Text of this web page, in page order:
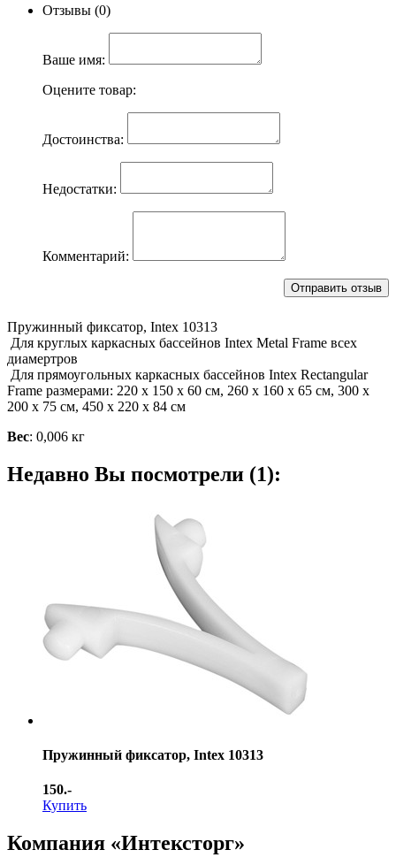
Отзывы (0)
Ваше имя:
Оцените товар:
Достоинства:
Недостатки:
Комментарий:
Пружинный фиксатор, Intex 10313
Для круглых каркасных бассейнов Intex Metal Frame всех
диамертров
Для прямоугольных каркасных бассейнов Intex Rectangular
Frame размерами: 220 х 150 х 60 см, 260 х 160 х 65 см, 300 х
200 х 75 см, 450 х 220 х 84 см
Вес: 0,006 кг
Недавно Вы посмотрели (1):
Пружинный фиксатор, Intex 10313
150.-
Купить
Компания «Интексторг»